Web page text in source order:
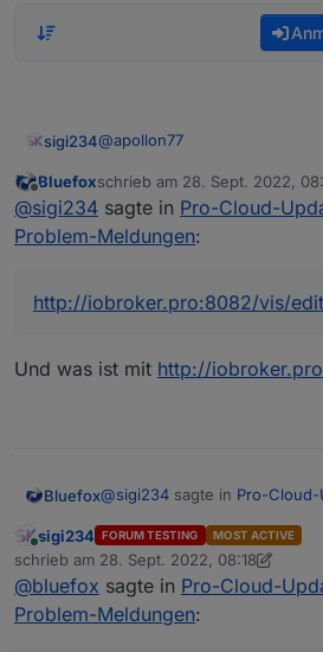
sigi234@apollon77
Hallo Ingo, läuft.
Anzeige Admin Version
Vis startet nicht ?
(http://iobroker.pro:8082/
Offline
Bluefoxschrieb am 28. Sept. 2022,
zuletzt editiert von
@sigi234 sagte in Pro-Cloud-
Problem-Meldungen:
http://iobroker.pro:8082/vis/
Und was ist mit http://
Bluefox@sigi234 sagte in Pro-Cloud-
http://iobroker.pro:8082/
Und was ist mit
Online
sigi234 FORUM TESTING MOST ACTIVE
schrieb am 28. Sept. 2022, 08:18
zuletzt editiert von sigi234
@bluefox sagte in Pro-Cloud-
Problem-Meldungen: